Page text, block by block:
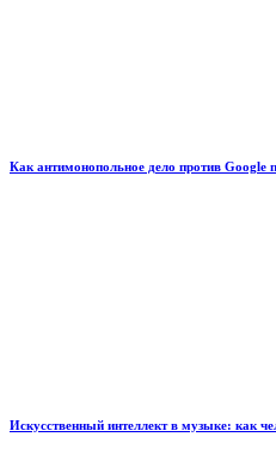
Как антимонопольное дело против Google
Искусственный интеллект в музыке: как